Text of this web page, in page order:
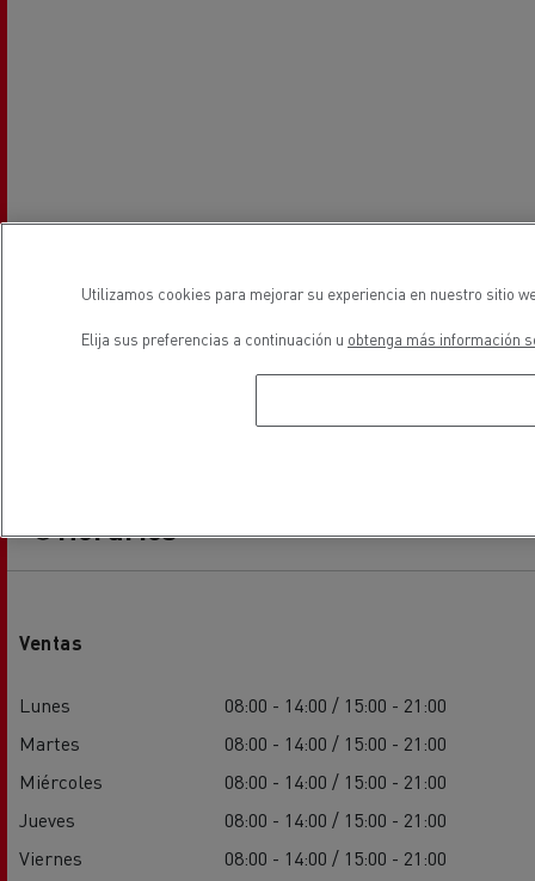
Horarios
Ventas
Lunes
08:00 - 14:00 / 15:00 - 21:00
Martes
08:00 - 14:00 / 15:00 - 21:00
Miércoles
08:00 - 14:00 / 15:00 - 21:00
Jueves
08:00 - 14:00 / 15:00 - 21:00
Viernes
08:00 - 14:00 / 15:00 - 21:00
Utilizamos cookies para mejorar su experiencia en nuestro sitio
Elija sus preferencias a continuación u obtenga más información